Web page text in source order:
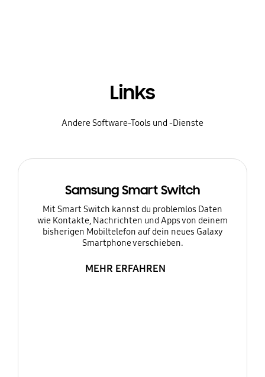
Links
Andere Software-Tools und -Dienste
Samsung Smart Switch
Mit Smart Switch kannst du problemlos Daten
wie Kontakte, Nachrichten und Apps von deinem
bisherigen Mobiltelefon auf dein neues Galaxy
Smartphone verschieben.
MEHR ERFAHREN